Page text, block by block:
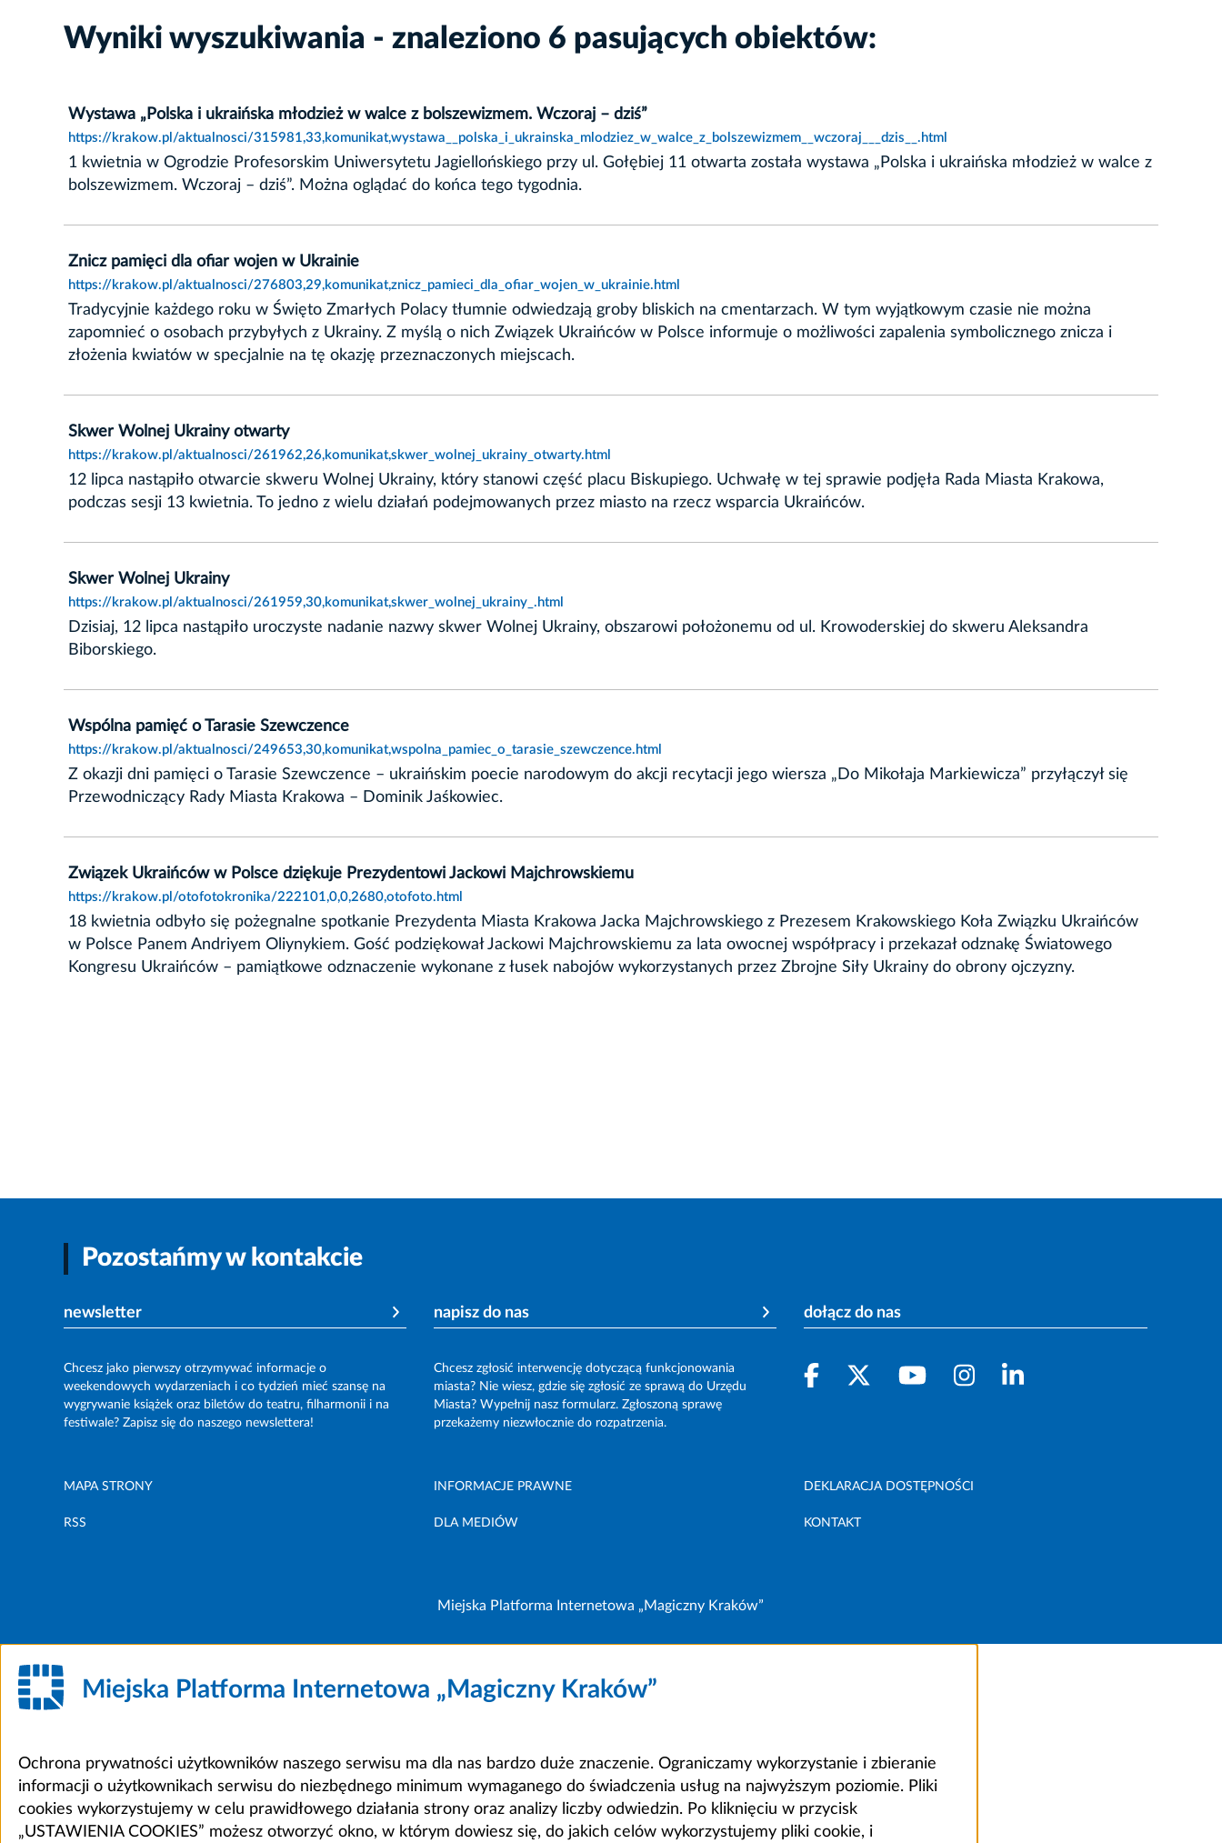
Wyniki wyszukiwania - znaleziono 6 pasujących obiektów:
Wystawa „Polska i ukraińska młodzież w walce z bolszewizmem. Wczoraj – dziś”
https://krakow.pl/aktualnosci/315981,33,komunikat,wystawa__polska_i_ukrainska_mlodziez_w_walce_z_bolszewizmem__wczoraj___dzis__.html
1 kwietnia w Ogrodzie Profesorskim Uniwersytetu Jagiellońskiego przy ul. Gołębiej 11 otwarta została wystawa „Polska i ukraińska młodzież w walce z
bolszewizmem. Wczoraj – dziś”. Można oglądać do końca tego tygodnia.
Znicz pamięci dla ofiar wojen w Ukrainie
https://krakow.pl/aktualnosci/276803,29,komunikat,znicz_pamieci_dla_ofiar_wojen_w_ukrainie.html
Tradycyjnie każdego roku w Święto Zmarłych Polacy tłumnie odwiedzają groby bliskich na cmentarzach. W tym wyjątkowym czasie nie można
zapomnieć o osobach przybyłych z Ukrainy. Z myślą o nich Związek Ukraińców w Polsce informuje o możliwości zapalenia symbolicznego znicza i
złożenia kwiatów w specjalnie na tę okazję przeznaczonych miejscach.
Skwer Wolnej Ukrainy otwarty
https://krakow.pl/aktualnosci/261962,26,komunikat,skwer_wolnej_ukrainy_otwarty.html
12 lipca nastąpiło otwarcie skweru Wolnej Ukrainy, który stanowi część placu Biskupiego. Uchwałę w tej sprawie podjęła Rada Miasta Krakowa,
podczas sesji 13 kwietnia. To jedno z wielu działań podejmowanych przez miasto na rzecz wsparcia Ukraińców.
Skwer Wolnej Ukrainy
https://krakow.pl/aktualnosci/261959,30,komunikat,skwer_wolnej_ukrainy_.html
Dzisiaj, 12 lipca nastąpiło uroczyste nadanie nazwy skwer Wolnej Ukrainy, obszarowi położonemu od ul. Krowoderskiej do skweru Aleksandra
Biborskiego.
Wspólna pamięć o Tarasie Szewczence
https://krakow.pl/aktualnosci/249653,30,komunikat,wspolna_pamiec_o_tarasie_szewczence.html
Z okazji dni pamięci o Tarasie Szewczence – ukraińskim poecie narodowym do akcji recytacji jego wiersza „Do Mikołaja Markiewicza” przyłączył się
Przewodniczący Rady Miasta Krakowa – Dominik Jaśkowiec.
Związek Ukraińców w Polsce dziękuje Prezydentowi Jackowi Majchrowskiemu
https://krakow.pl/otofotokronika/222101,0,0,2680,otofoto.html
18 kwietnia odbyło się pożegnalne spotkanie Prezydenta Miasta Krakowa Jacka Majchrowskiego z Prezesem Krakowskiego Koła Związku Ukraińców
w Polsce Panem Andriyem Oliynykiem. Gość podziękował Jackowi Majchrowskiemu za lata owocnej współpracy i przekazał odznakę Światowego
Kongresu Ukraińców – pamiątkowe odznaczenie wykonane z łusek nabojów wykorzystanych przez Zbrojne Siły Ukrainy do obrony ojczyzny.
Pozostańmy w kontakcie
newsletter
Chcesz jako pierwszy otrzymywać informacje o
weekendowych wydarzeniach i co tydzień mieć szansę na
wygrywanie książek oraz biletów do teatru, filharmonii i na
festiwale? Zapisz się do naszego newslettera!
napisz do nas
Chcesz zgłosić interwencję dotyczącą funkcjonowania
miasta? Nie wiesz, gdzie się zgłosić ze sprawą do Urzędu
Miasta? Wypełnij nasz formularz. Zgłoszoną sprawę
przekażemy niezwłocznie do rozpatrzenia.
dołącz do nas
MAPA STRONY INFORMACJE PRAWNE DEKLARACJA DOSTĘPNOŚCI
RSS DLA MEDIÓW KONTAKT
Miejska Platforma Internetowa „Magiczny Kraków”
Miejska Platforma Internetowa „Magiczny Kraków”
Ochrona prywatności użytkowników naszego serwisu ma dla nas bardzo duże znaczenie. Ograniczamy wykorzystanie i zbieranie
informacji o użytkownikach serwisu do niezbędnego minimum wymaganego do świadczenia usług na najwyższym poziomie. Pliki
cookies wykorzystujemy w celu prawidłowego działania strony oraz analizy liczby odwiedzin. Po kliknięciu w przycisk
„USTAWIENIA COOKIES” możesz otworzyć okno, w którym dowiesz się, do jakich celów wykorzystujemy pliki cookie, i